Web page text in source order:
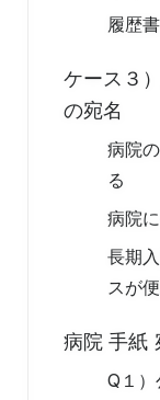
履歴
ケース３
の宛名
病院
る
病院
長期
スが
病院 手紙
Q１）